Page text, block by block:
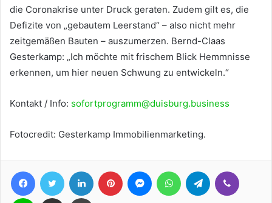
die Coronakrise unter Druck geraten. Zudem gilt es, die
Defizite von „gebautem Leerstand“ – also nicht mehr
zeitgemäßen Bauten – auszumerzen. Bernd-Claas
Gesterkamp: „Ich möchte mit frischem Blick Hemmnisse
erkennen, um hier neuen Schwung zu entwickeln.“
Kontakt / Info: sofortprogramm@duisburg.business
Fotocredit: Gesterkamp Immobilienmarketing.
FacebookTwitter LinkedIn Pinterest MessengerWhatsAppTelegram
Line Teile per E-Mail Drucken